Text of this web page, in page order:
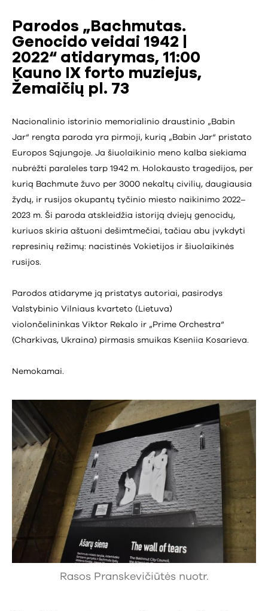
Parodos „Bachmutas.
Genocido veidai 1942 |
2022“ atidarymas, 11:00
Kauno IX forto muziejus,
Žemaičių pl. 73
Nacionalinio istorinio memorialinio draustinio „Babin
Jar“ rengta paroda yra pirmoji, kurią „Babin Jar“ pristato
Europos Sąjungoje. Ja šiuolaikinio meno kalba siekiama
nubrėžti paraleles tarp 1942 m. Holokausto tragedijos, per
kurią Bachmute žuvo per 3000 nekaltų civilių, daugiausia
žydų, ir rusijos okupantų tyčinio miesto naikinimo 2022–
2023 m. Ši paroda atskleidžia istoriją dviejų genocidų,
kuriuos skiria aštuoni dešimtmečiai, tačiau abu įvykdyti
represinių režimų: nacistinės Vokietijos ir šiuolaikinės
rusijos.
Parodos atidaryme ją pristatys autoriai, pasirodys
Valstybinio Vilniaus kvarteto (Lietuva)
violončelininkas Viktor Rekalo ir „Prime Orchestra“
(Charkivas, Ukraina) pirmasis smuikas Kseniia Kosarieva.
Nemokamai.
Rasos Pranskevičiūtės nuotr.